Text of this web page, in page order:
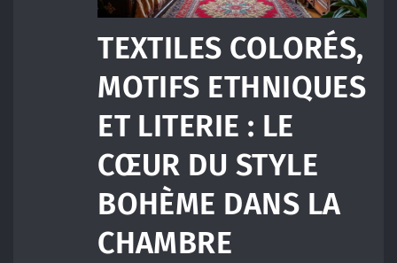
TEXTILES COLORÉS,
MOTIFS ETHNIQUES
ET LITERIE : LE
CŒUR DU STYLE
BOHÈME DANS LA
CHAMBRE